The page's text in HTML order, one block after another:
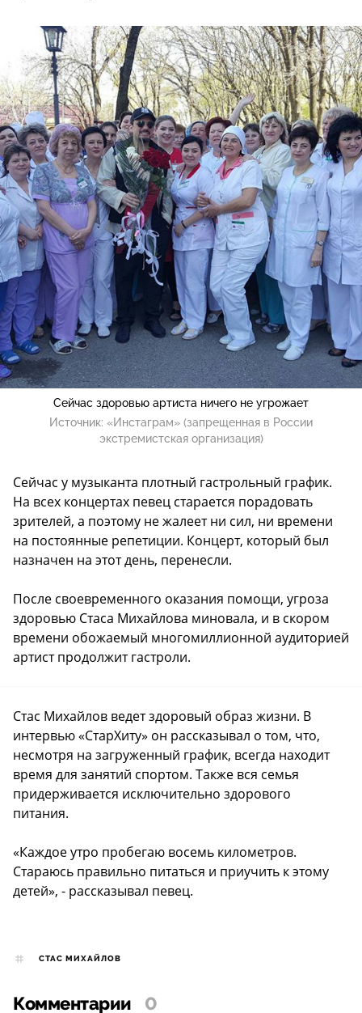
Сейчас здоровью артиста ничего не угрожает
Источник: «Инстаграм» (запрещенная в России
экстремистская организация)
Сейчас у музыканта плотный гастрольный график.
На всех концертах певец старается порадовать
зрителей, а поэтому не жалеет ни сил, ни времени
на постоянные репетиции. Концерт, который был
назначен на этот день, перенесли.
После своевременного оказания помощи, угроза
здоровью Стаса Михайлова миновала, и в скором
времени обожаемый многомиллионной аудиторией
артист продолжит гастроли.
Стас Михайлов ведет здоровый образ жизни. В
интервью «СтарХиту» он рассказывал о том, что,
несмотря на загруженный график, всегда находит
время для занятий спортом. Также вся семья
придерживается исключительно здорового
питания.
«Каждое утро пробегаю восемь километров.
Стараюсь правильно питаться и приучить к этому
детей», - рассказывал певец.
СТАС МИХАЙЛОВ
Комментарии 0